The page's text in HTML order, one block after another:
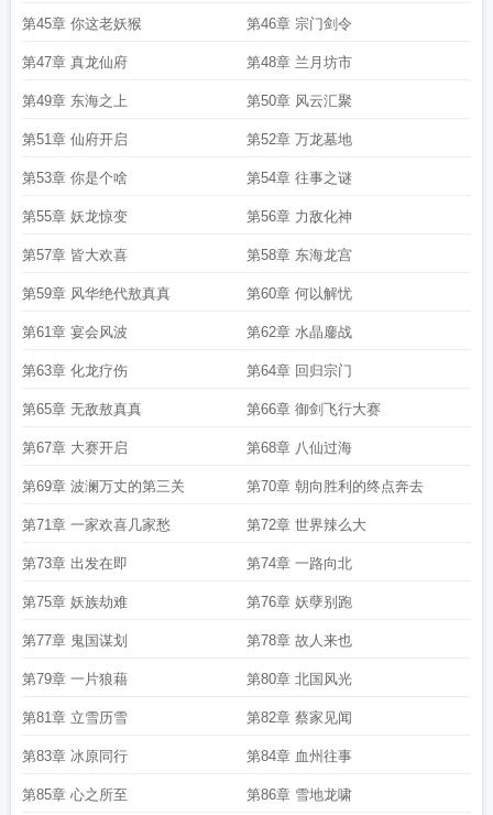
第45章 你这老妖猴 第46章 宗门剑令
第47章 真龙仙府 第48章 兰月坊市
第49章 东海之上 第50章 风云汇聚
第51章 仙府开启 第52章 万龙墓地
第53章 你是个啥 第54章 往事之谜
第55章 妖龙惊变 第56章 力敌化神
第57章 皆大欢喜 第58章 东海龙宫
第59章 风华绝代敖真真 第60章 何以解忧
第61章 宴会风波 第62章 水晶鏖战
第63章 化龙疗伤 第64章 回归宗门
第65章 无敌敖真真 第66章 御剑飞行大赛
第67章 大赛开启 第68章 八仙过海
第69章 波澜万丈的第三关 第70章 朝向胜利的终点奔去
第71章 一家欢喜几家愁 第72章 世界辣么大
第73章 出发在即 第74章 一路向北
第75章 妖族劫难 第76章 妖孽别跑
第77章 鬼国谋划 第78章 故人来也
第79章 一片狼藉 第80章 北国风光
第81章 立雪历雪 第82章 蔡家见闻
第83章 冰原同行 第84章 血州往事
第85章 心之所至 第86章 雪地龙啸